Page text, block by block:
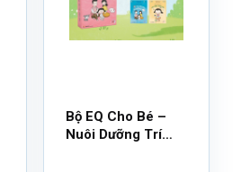
Bộ EQ Cho Bé –
Nuôi Dưỡng Trí